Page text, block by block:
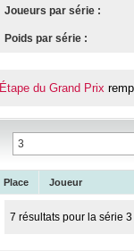
Joueurs par série :
Poids par série :
Étape du Grand Prix
Place Joueur
7 résultats pour la série 3